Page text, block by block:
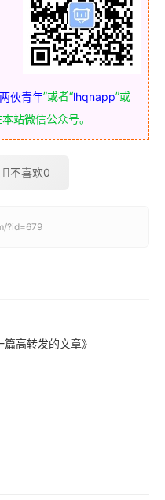
两伙青年”或者“lhqnapp”或
站微信公众号。
不喜欢0
?id=679
高转发的文章》